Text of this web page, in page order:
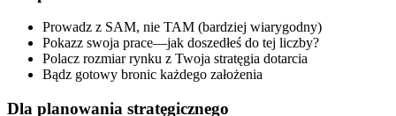
Prowadz z SAM, nie TAM (bardziej wiarygodny)
Pokazz swoja prace—jak doszedłeś do tej liczby?
Polacz rozmiar rynku z Twoja stratęgia dotarcia
Bądz gotowy bronic każdego założenia
Dla planowania stratęgicznego